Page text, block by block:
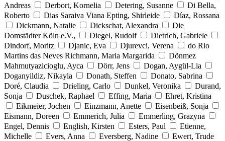
Andreas
Derbort, Kornelia Detering, Susanne
Di Bella,
Roberto
Dias Saraiva Viana Epting, Shirleide
Díaz, Rossana
Dickmann, Natalie
Dickschat, Alexandra
Die
Domstädter Köln e.V.,
Diegel, Rudolf
Dietrich, Gabriele
Dindorf, Moritz
Djanic, Eva Djurevci, Verena
do Rio
Martins das Neves Richmann, Maria Margarida
Dönmez
Mahmutyazicioglu, Ayca
Dörr, Jens
Dogan, Aygül-Lia
Doganyildiz, Nikayla
Donath, Steffen
Donato, Sabrina
Doré, Claudia
Drieling, Carlo Dunkel, Veronika
Durand,
Sonja
Duschek, Raphael Effing, Maria
Ehret, Kristina
Eikmeier, Jochen
Einzmann, Anette
Eisenbeiß, Sonja
Eismann, Doreen
Emmerich, Julia
Emmerling, Grazyna
Engel, Dennis
English, Kirsten Esters, Paul
Etienne,
Michelle
Evers, Anna Eversberg, Nadine
Ewert, Trude